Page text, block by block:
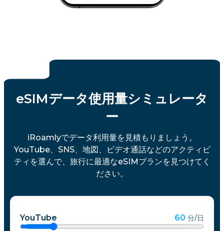
eSIMデータ使用量シミュレータ
ー
iRoamlyでデータ利用量を見積もりましょう。
YouTube、SNS、地図、ビデオ通話などのアクティビ
ティを選んで、旅行に最適なeSIMプランを見つけてく
ださい。
YouTube 60 分/日